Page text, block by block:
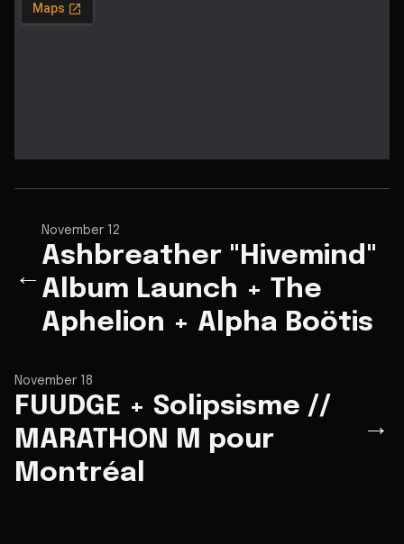
←
November 12
Ashbreather "Hivemind"
Album Launch + The
Aphelion + Alpha Boötis
November 18
FUUDGE + Solipsisme //
MARATHON M pour
Montréal
→